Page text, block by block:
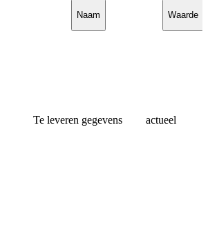
Naam Waarde
Te leveren gegevens actueel